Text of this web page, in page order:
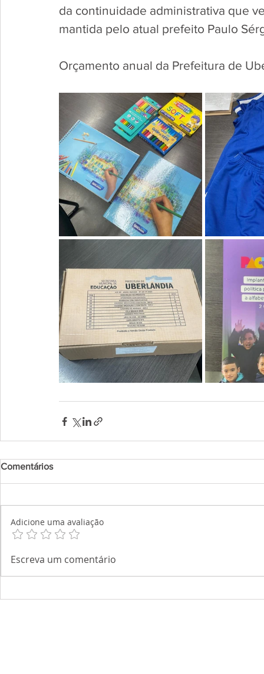
da continuidade administrativa que
mantida pelo atual prefeito Paulo
Orçamento anual da Prefeitura de
Comentários
Adicione uma avaliação
Escreva um comentário